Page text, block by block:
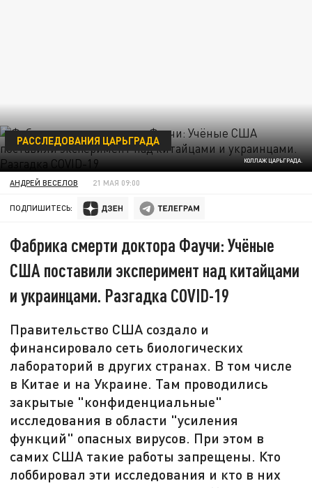
КОЛЛАЖ ЦАРЬГРАДА.
РАССЛЕДОВАНИЯ ЦАРЬГРАДА
АНДРЕЙ ВЕСЕЛОВ 21 МАЯ 09:00
ПОДПИШИТЕСЬ:
Фабрика смерти доктора Фаучи: Учёные
США поставили эксперимент над китайцами
и украинцами. Разгадка COVID-19
Правительство США создало и
финансировало сеть биологических
лабораторий в других странах. В том числе
в Китае и на Украине. Там проводились
закрытые "конфиденциальные"
исследования в области "усиления
функций" опасных вирусов. При этом в
самих США такие работы запрещены. Кто
лоббировал эти исследования и кто в них